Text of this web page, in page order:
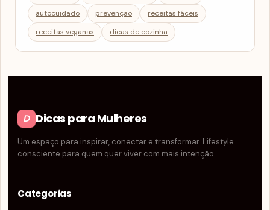
autocuidado
prevenção
receitas fáceis
receitas veganas
dicas de cozinha
D Dicas para Mulheres
Um espaço para inspirar, conectar e transformar. Lifestyle
consciente para quem quer viver com mais intenção.
Categorias